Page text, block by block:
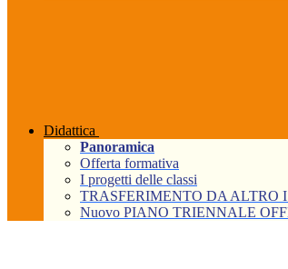
Didattica
Panoramica
Offerta formativa
I progetti delle classi
TRASFERIMENTO DA ALTRO
Nuovo PIANO TRIENNALE